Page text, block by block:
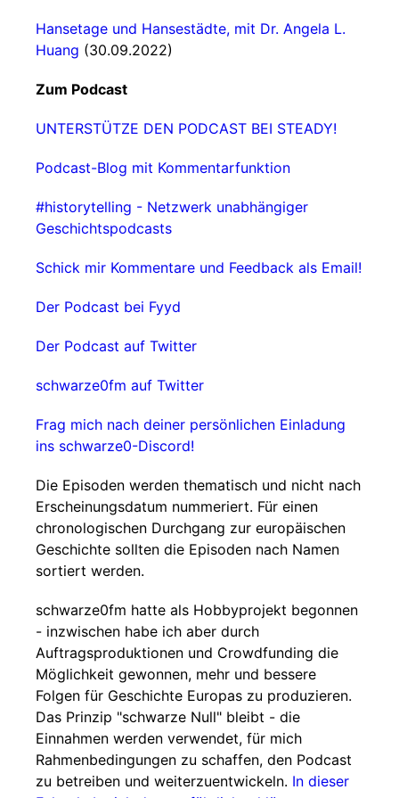
Hansetage und Hansestädte, mit Dr. Angela L.
Huang (30.09.2022)
Zum Podcast
UNTERSTÜTZE DEN PODCAST BEI STEADY!
Podcast-Blog mit Kommentarfunktion
#historytelling - Netzwerk unabhängiger
Geschichtspodcasts
Schick mir Kommentare und Feedback als Email!
Der Podcast bei Fyyd
Der Podcast auf Twitter
schwarze0fm auf Twitter
Frag mich nach deiner persönlichen Einladung
ins schwarze0-Discord!
Die Episoden werden thematisch und nicht nach
Erscheinungsdatum nummeriert. Für einen
chronologischen Durchgang zur europäischen
Geschichte sollten die Episoden nach Namen
sortiert werden.
schwarze0fm hatte als Hobbyprojekt begonnen
- inzwischen habe ich aber durch
Auftragsproduktionen und Crowdfunding die
Möglichkeit gewonnen, mehr und bessere
Folgen für Geschichte Europas zu produzieren.
Das Prinzip "schwarze Null" bleibt - die
Einnahmen werden verwendet, für mich
Rahmenbedingungen zu schaffen, den Podcast
zu betreiben und weiterzuentwickeln. In dieser